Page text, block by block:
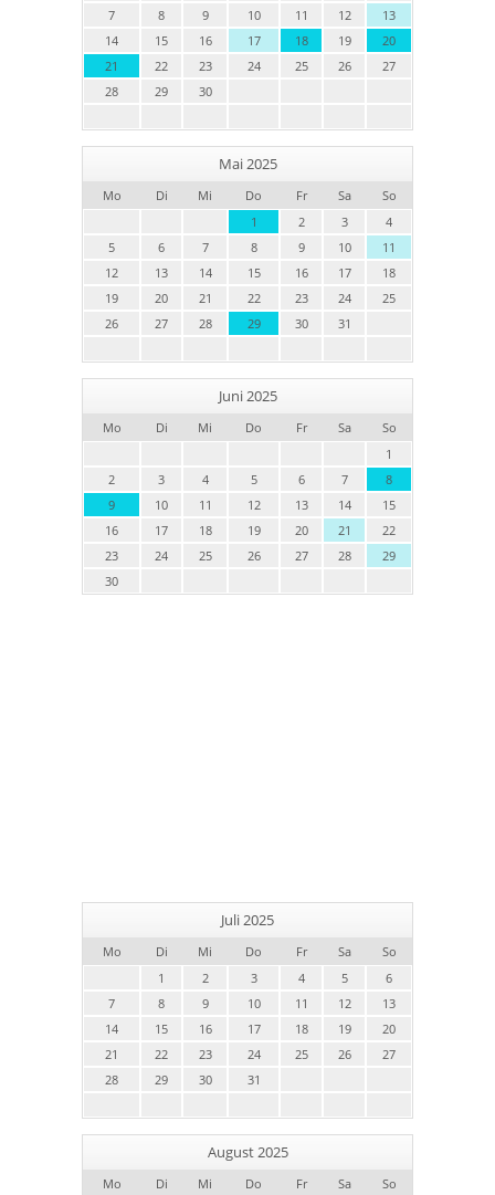
7
8 9 10 11 12
13
14
15 16 17 18 19
20
21
22 23 24 25 26
27
28
29 30
Mai 2025
Mo Di Mi Do Fr Sa
So
1
2 3
4
5
6 7 8 9 10
11
12
13 14 15 16 17
18
19
20 21 22 23 24
25
26
27 28 29 30 31
Juni 2025
Mo Di Mi Do Fr Sa
So
1
2
3 4 5 6 7
8
9
10 11 12 13 14
15
16
17 18 19 20 21
22
23
24 25 26 27 28
29
30
Juli 2025
Mo Di Mi Do Fr Sa
So
1
2 3 4 5
6
7
8 9 10 11 12
13
14
15 16 17 18 19
20
21
22 23 24 25 26
27
28
29 30 31
August 2025
Mo Di Mi Do Fr Sa So